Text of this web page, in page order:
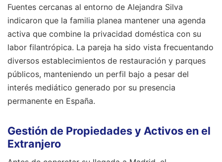
Fuentes cercanas al entorno de Alejandra Silva
indicaron que la familia planea mantener una agenda
activa que combine la privacidad doméstica con su
labor filantrópica. La pareja ha sido vista frecuentando
diversos establecimientos de restauración y parques
públicos, manteniendo un perfil bajo a pesar del
interés mediático generado por su presencia
permanente en España.
Gestión de Propiedades y Activos en el
Extranjero